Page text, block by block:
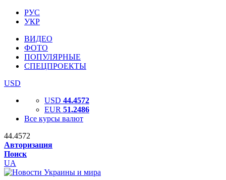
РУС
УКР
ВИДЕО
ФОТО
ПОПУЛЯРНЫЕ
СПЕЦПРОЕКТЫ
USD
USD 44.4572
EUR 51.2486
Все курсы валют
44.4572
Авторизация
Поиск
UA